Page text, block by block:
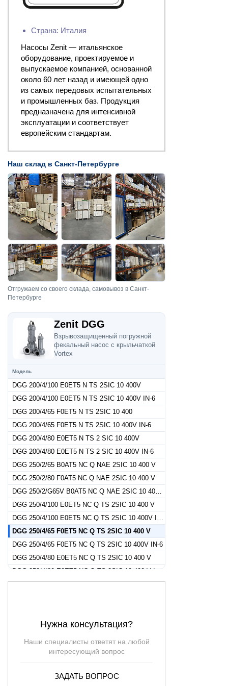
Страна: Италия
Насосы Zenit — итальянское
оборудование, проектируемое и
выпускаемое компанией, основанной
около 60 лет назад и имеющей одно
из самых передовых испытательных
и промышленных баз. Продукция
предназначена для интенсивной
эксплуатации и соответствует
европейским стандартам.
Наш склад в Санкт-Петербурге
Отгружаем со своего склада, самовывоз в Санкт-
Петербурге
Zenit DGG
Взрывозащищенный погружной
фекальный насос с крыльчаткой
Vortex
Модель
DGG 200/4/100 E0ET5 N TS 2SIC 10 400V
DGG 200/4/100 E0ET5 N TS 2SIC 10 400V IN-6
DGG 200/4/65 F0ET5 N TS 2SIC 10 400
DGG 200/4/65 F0ET5 N TS 2SIC 10 400V IN-6
DGG 200/4/80 E0ET5 N TS 2 SIC 10 400V
DGG 200/4/80 E0ET5 N TS 2 SIC 10 400V IN-6
DGG 250/2/65 B0AT5 NC Q NAE 2SIC 10 400 V
DGG 250/2/80 F0AT5 NC Q NAE 2SIC 10 400 V
DGG 250/4/100 E0ET5 NC Q TS 2SIC 10 400 V
DGG 250/4/65 F0ET5 NC Q TS 2SIC 10 400 V
DGG 250/4/65 F0ET5 NC Q TS 2SIC 10 400V IN-6
DGG 250/4/80 E0ET5 NC Q TS 2SIC 10 400 V
DGG 250/4/80 E0ET5 NC Q TS 2SIC 10 400 V IN-6
DGG 300/2/65 C0ET5 NC Q TS 2SIC 10 400 V
DGG 300/4/100 E0ET5 NC Q TS 2SIC 10 400 V
DGG 300/4/65 F0ET5 NC Q TS 2SIC 10 400 V
DGG 300/4/80 E0ET5 NC Q TS 2SIC 10 400 V
Нужна консультация?
Наши специалисты ответят на любой
интересующий вопрос
ЗАДАТЬ ВОПРОС